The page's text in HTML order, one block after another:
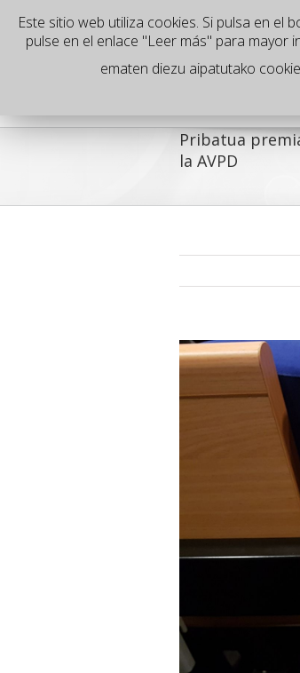
es
Pribatua
la AVPD
Este sitio web utiliza cookies. Si pulsa en
pulse en el enlace "Leer más" para mayor
ematen diezu aipatutako